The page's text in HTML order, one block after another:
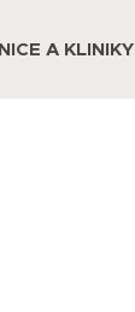
A KLINIKY